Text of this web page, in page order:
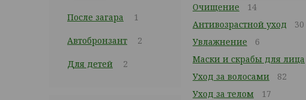
После загара 1
Автобронзант 2
Для детей 2
Очищение
14
Антивозрастной уход
30
Увлажнение
6
Маски и скрабы для лица
Уход за волосами
82
Уход за телом
17